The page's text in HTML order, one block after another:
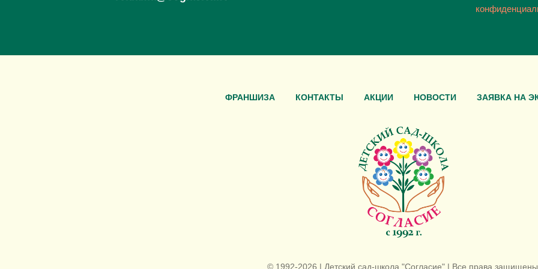
ФРАНШИЗА КОНТАКТЫ АКЦИИ НОВОСТИ ЗАЯВКА НА
© 1992-2026 | Детский сад-школа "Согласие" | Все права защищены.